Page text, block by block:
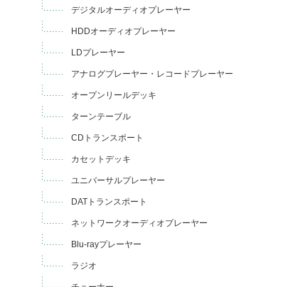
デジタルオーディオプレーヤー
HDDオーディオプレーヤー
LDプレーヤー
アナログプレーヤー・レコードプレーヤー
オープンリールデッキ
ターンテーブル
CDトランスポート
カセットデッキ
ユニバーサルプレーヤー
DATトランスポート
ネットワークオーディオプレーヤー
Blu-rayプレーヤー
ラジオ